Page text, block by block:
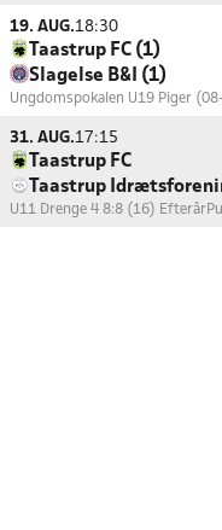
19. AUG.18:30
Taastrup FC (1)
Slagelse B&I (1)
Ungdomspokalen U19 Piger
31. AUG.17:15
Taastrup FC
Taastrup
U11 Drenge 4 8:8 (16) Efterår